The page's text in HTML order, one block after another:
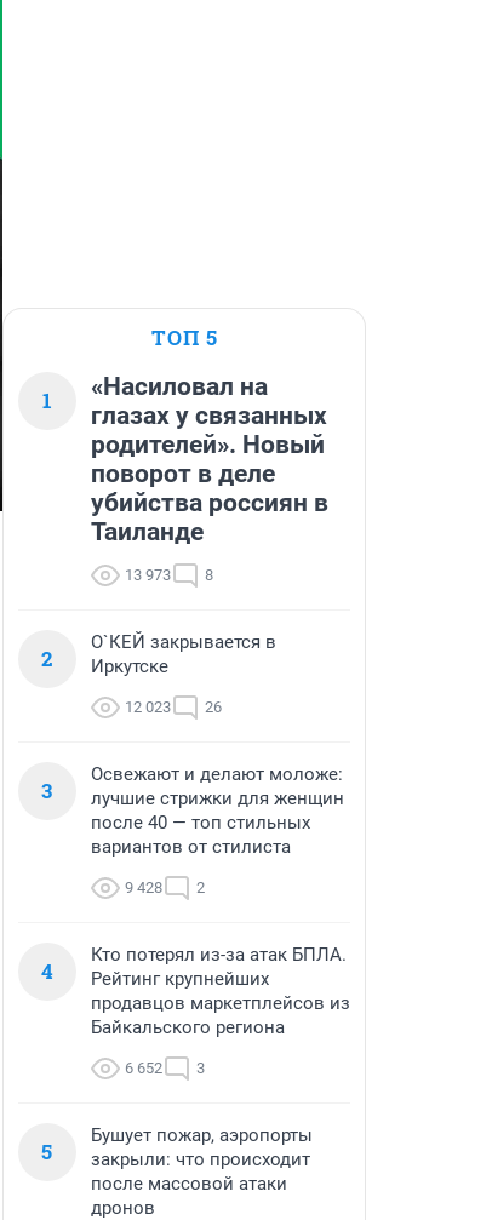
ТОП 5
1
«Насиловал на
глазах у связанных
родителей». Новый
поворот в деле
убийства россиян в
Таиланде
13 973 8
2
О`КЕЙ закрывается в
Иркутске
12 023 26
3
Освежают и делают моложе:
лучшие стрижки для женщин
после 40 — топ стильных
вариантов от стилиста
9 428 2
4
Кто потерял из-за атак БПЛА.
Рейтинг крупнейших
продавцов маркетплейсов из
Байкальского региона
6 652 3
5
Бушует пожар, аэропорты
закрыли: что происходит
после массовой атаки
дронов